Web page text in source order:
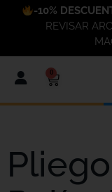
-10%
REVISAR
0